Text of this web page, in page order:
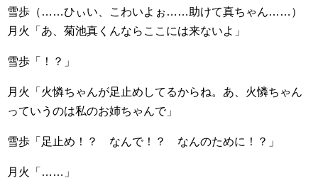
雪歩（……ひぃい、こわいよぉ……助けて真ちゃん……）
月火「あ、菊池真くんならここには来ないよ」
雪歩「！？」
月火「火憐ちゃんが足止めしてるからね。あ、火憐ちゃん
っていうのは私のお姉ちゃんで」
雪歩「足止め！？ なんで！？ なんのために！？」
月火「……」